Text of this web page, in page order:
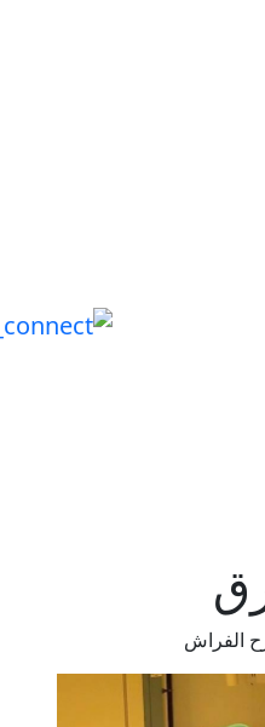
الفراش